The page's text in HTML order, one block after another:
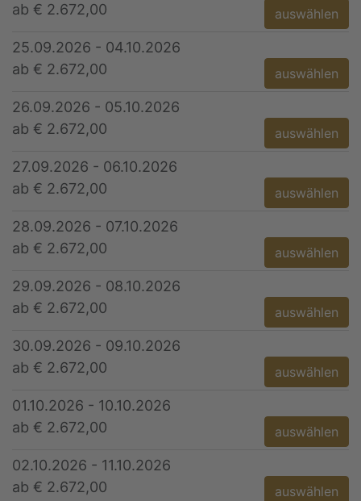
ab € 2.672,00
auswählen
25.09.2026 - 04.10.2026
ab € 2.672,00
auswählen
26.09.2026 - 05.10.2026
ab € 2.672,00
auswählen
27.09.2026 - 06.10.2026
ab € 2.672,00
auswählen
28.09.2026 - 07.10.2026
ab € 2.672,00
auswählen
29.09.2026 - 08.10.2026
ab € 2.672,00
auswählen
30.09.2026 - 09.10.2026
ab € 2.672,00
auswählen
01.10.2026 - 10.10.2026
ab € 2.672,00
auswählen
02.10.2026 - 11.10.2026
ab € 2.672,00
auswählen